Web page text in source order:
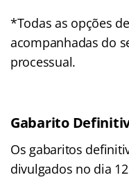
*Todas as opções
acompanhadas do
processual.
Gabarito
Os gabaritos
divulgados no dia